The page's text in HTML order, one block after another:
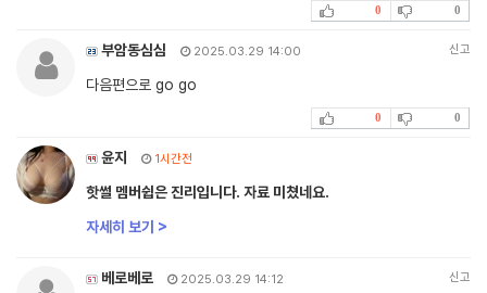
0 0
부암동심심 2025.03.29 14:00 신고
다음편으로 go go
0 0
윤지 1시간전
핫썰 멤버쉽은 진리입니다. 자료 미쳤네요.
자세히 보기 >
베로베로 2025.03.29 14:12 신고